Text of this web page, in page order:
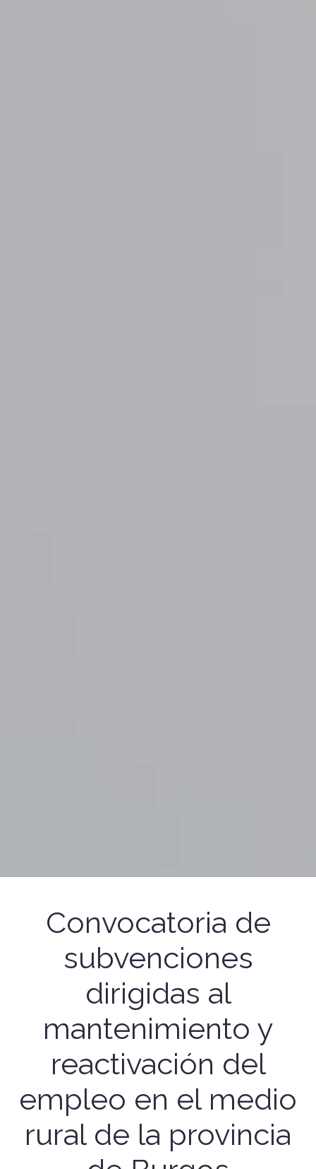
Convocatoria de
subvenciones
dirigidas al
mantenimiento y
reactivación del
empleo en el medio
rural de la provincia